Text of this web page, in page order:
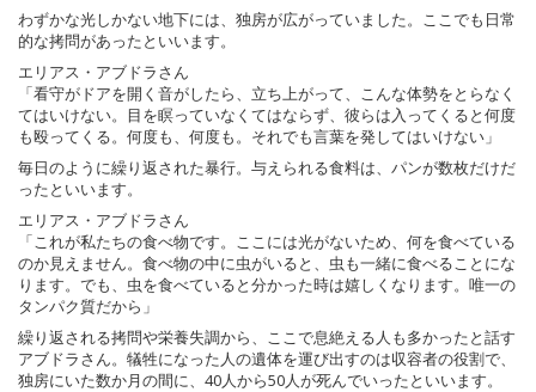
わずかな光しかない地下には、独房が広がっていました。ここでも日常
的な拷問があったといいます。
エリアス・アブドラさん
「看守がドアを開く音がしたら、立ち上がって、こんな体勢をとらなく
てはいけない。目を瞑っていなくてはならず、彼らは入ってくると何度
も殴ってくる。何度も、何度も。それでも言葉を発してはいけない」
毎日のように繰り返された暴行。与えられる食料は、パンが数枚だけだ
ったといいます。
エリアス・アブドラさん
「これが私たちの食べ物です。ここには光がないため、何を食べている
のか見えません。食べ物の中に虫がいると、虫も一緒に食べることにな
ります。でも、虫を食べていると分かった時は嬉しくなります。唯一の
タンパク質だから」
繰り返される拷問や栄養失調から、ここで息絶える人も多かったと話す
アブドラさん。犠牲になった人の遺体を運び出すのは収容者の役割で、
独房にいた数か月の間に、40人から50人が死んでいったといいます。